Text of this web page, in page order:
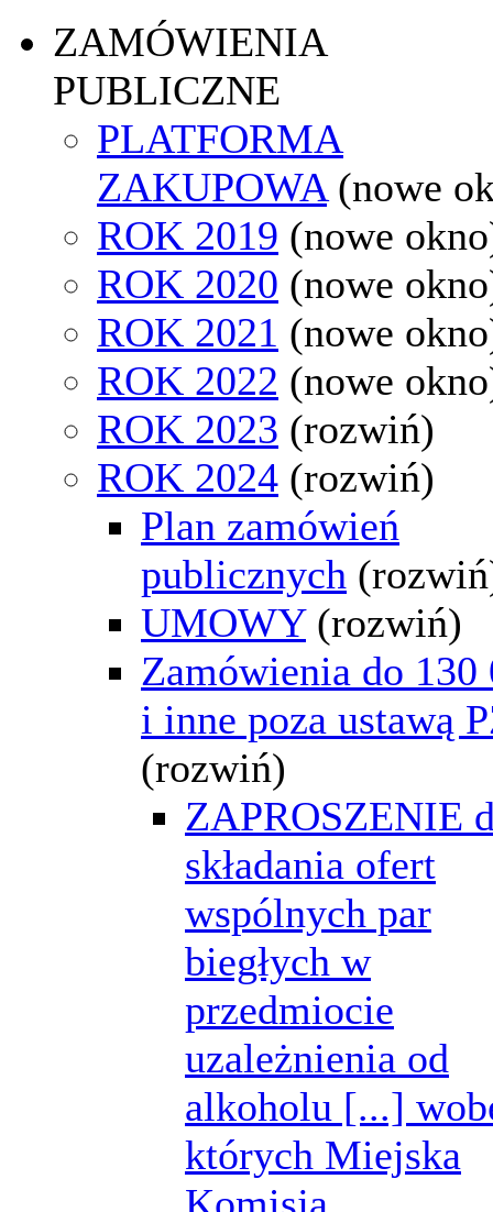
ZAMÓWIENIA
PUBLICZNE
PLATFORMA
ZAKUPOWA (nowe
ROK 2019 (nowe
ROK 2020 (nowe
ROK 2021 (nowe
ROK 2022 (nowe
ROK 2023 (rozwiń)
ROK 2024 (rozwiń)
Plan zamówień
publicznych
UMOWY (rozwiń)
Zamówienia do 130
i inne poza ustawą
(rozwiń)
ZAPROSZENIE
składania ofert
wspólnych par
biegłych w
przedmiocie
uzależnienia od
alkoholu [...]
których Miejska